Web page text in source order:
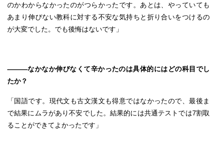
のかわからなかったのがつらかったです。あとは、やっていても
あまり伸びない教科に対する不安な気持ちと折り合いをつけるの
が大変でした。でも後悔はないです」
———なかなか伸びなくて辛かったのは具体的にはどの科目でし
たか？
「国語です。現代文も古文漢文も得意ではなかったので、最後ま
で結果にムラがあり不安でした。結果的には共通テストでは7割取
ることができてよかったです」